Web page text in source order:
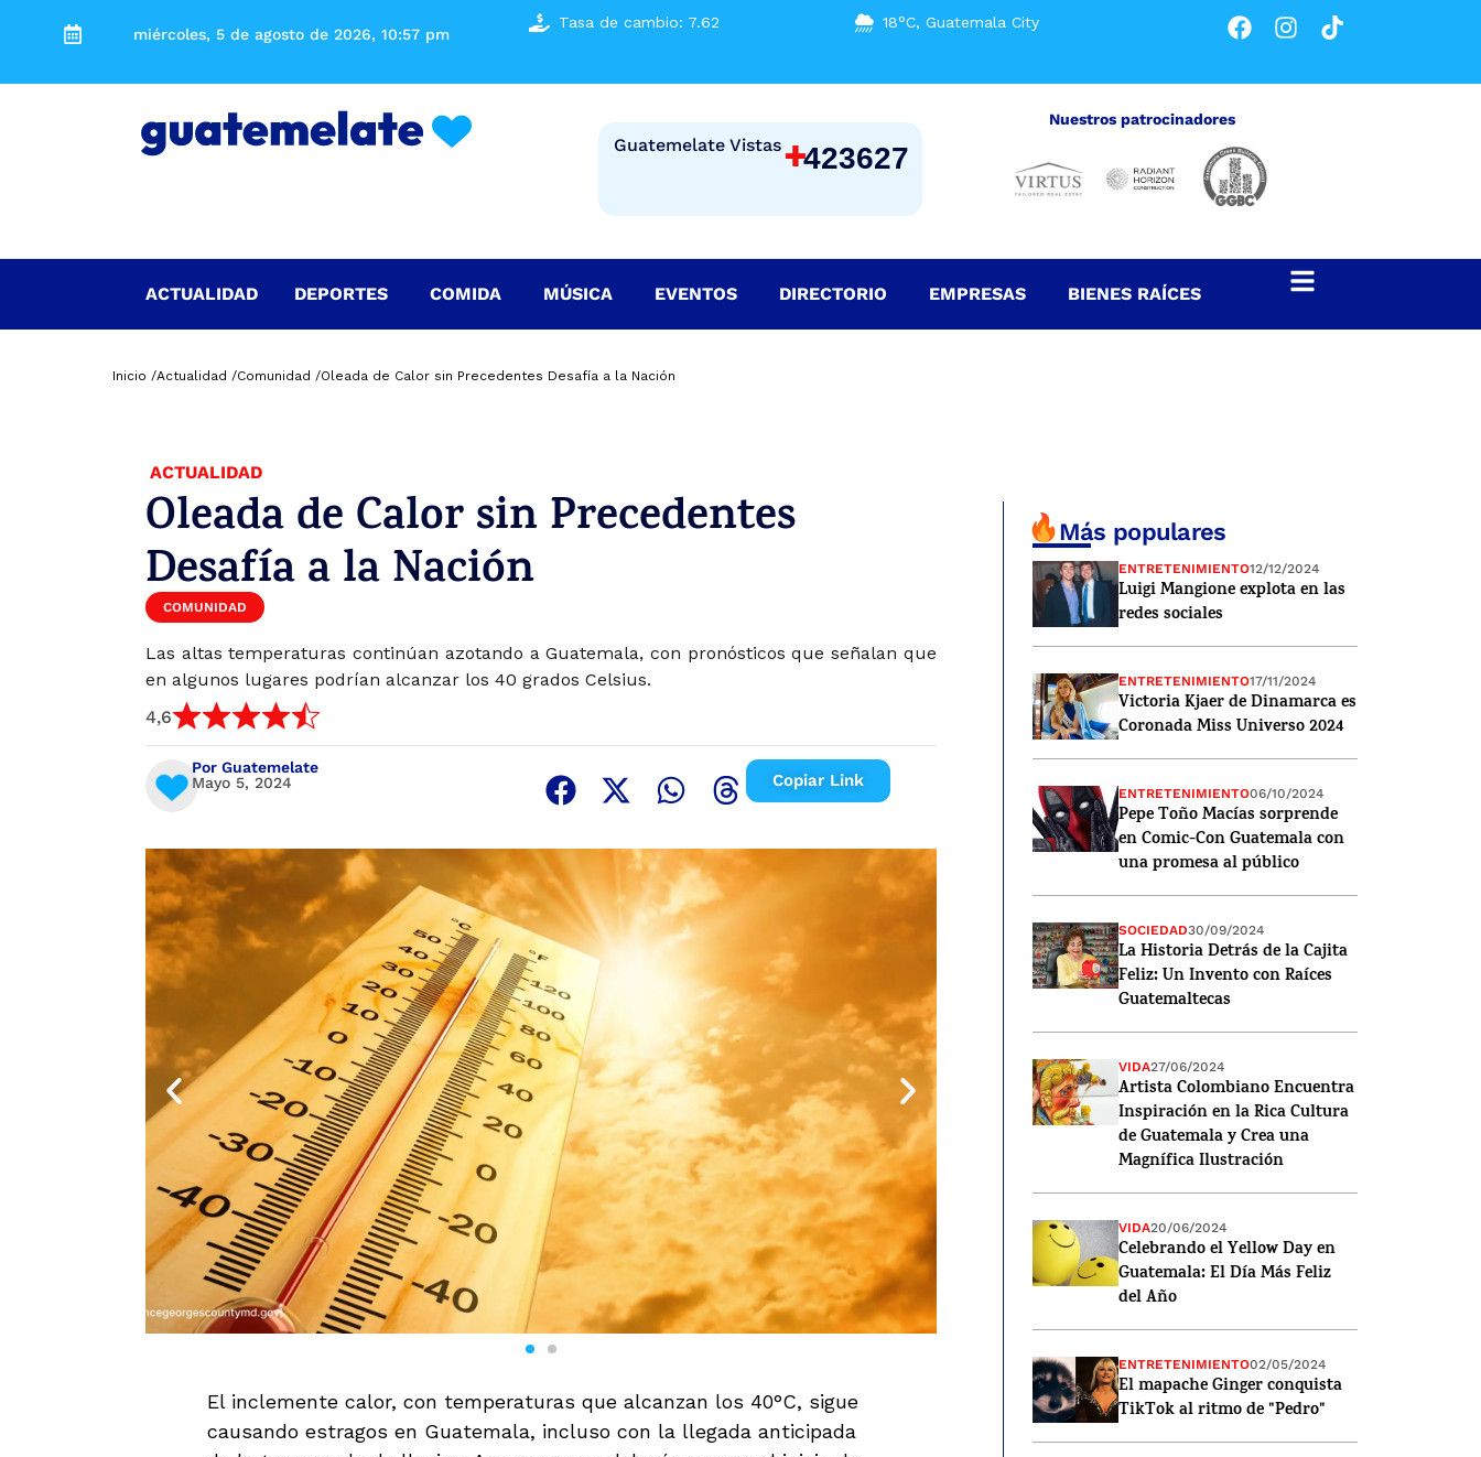
miércoles, 5 de agosto de 2026, 10:57 pm
Tasa de cambio: 7.62 18°C, Guatemala City
Guatemelate Vistas +423627
Nuestros patrocinadores
ACTUALIDAD DEPORTES COMIDA MÚSICA EVENTOS DIRECTORIO EMPRESAS BIENES RAÍCES
Inicio /Actualidad /Comunidad /Oleada de Calor sin Precedentes Desafía a la Nación
ACTUALIDAD
Oleada de Calor sin Precedentes
Desafía a la Nación
COMUNIDAD
Las altas temperaturas continúan azotando a Guatemala, con pronósticos que señalan que
en algunos lugares podrían alcanzar los 40 grados Celsius.
4,6
Por Guatemelate
Mayo 5, 2024
Copiar Link
El inclemente calor, con temperaturas que alcanzan los 40°C, sigue
causando estragos en Guatemala, incluso con la llegada anticipada
Más populares
ENTRETENIMIENTO12/12/2024
Luigi Mangione explota en las
redes sociales
ENTRETENIMIENTO17/11/2024
Victoria Kjaer de Dinamarca es
Coronada Miss Universo 2024
ENTRETENIMIENTO06/10/2024
Pepe Toño Macías sorprende
en Comic-Con Guatemala con
una promesa al público
SOCIEDAD30/09/2024
La Historia Detrás de la Cajita
Feliz: Un Invento con Raíces
Guatemaltecas
VIDA27/06/2024
Artista Colombiano Encuentra
Inspiración en la Rica Cultura
de Guatemala y Crea una
Magnífica Ilustración
VIDA20/06/2024
Celebrando el Yellow Day en
Guatemala: El Día Más Feliz
del Año
ENTRETENIMIENTO02/05/2024
El mapache Ginger conquista
TikTok al ritmo de "Pedro"